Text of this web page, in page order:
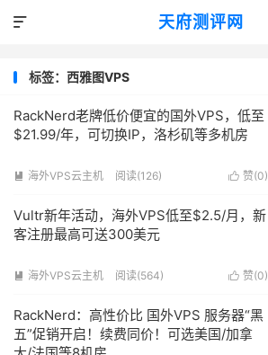
天府测评网

标签：西雅图VPS
RackNerd老牌低价便宜的国外VPS，低至
$21.99/年，可切换IP，洛杉矶等多机房
 赞(0)
 海外VPS云主机 阅读(126)
Vultr新年活动，海外VPS低至$2.5/月，新
客注册最高可送300美元
 赞(0)
 海外VPS云主机 阅读(564)
RackNerd：高性价比 国外VPS 服务器“黑
五”促销开启！续费同价！可选美国/加拿